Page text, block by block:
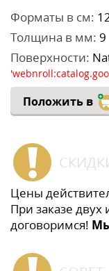
Форматы в см:
Толщина в мм: 9
Поверхности:
Положить в
Цены
При заказе двух
договоримся!